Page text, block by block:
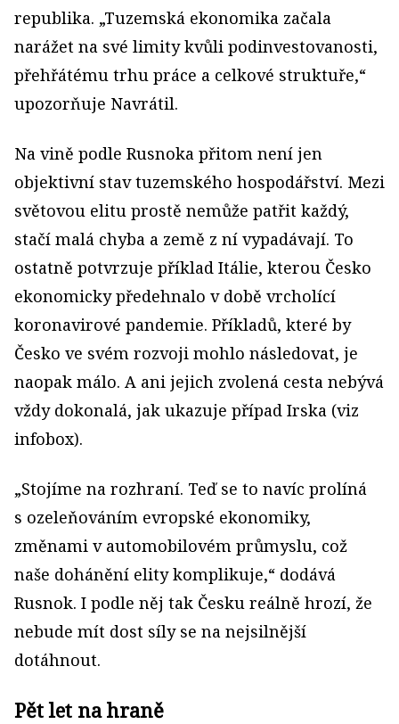
republika. „Tuzemská ekonomika začala
narážet na své limity kvůli podinvestovanosti,
přehřátému trhu práce a celkové struktuře,“
upozorňuje Navrátil.
Na vině podle Rusnoka přitom není jen
objektivní stav tuzemského hospodářství. Mezi
světovou elitu prostě nemůže patřit každý,
stačí malá chyba a země z ní vypadávají. To
ostatně potvrzuje příklad Itálie, kterou Česko
ekonomicky předehnalo v době vrcholící
koronavirové pandemie. Příkladů, které by
Česko ve svém rozvoji mohlo následovat, je
naopak málo. A ani jejich zvolená cesta nebývá
vždy dokonalá, jak ukazuje případ Irska (viz
infobox).
„Stojíme na rozhraní. Teď se to navíc prolíná
s ozeleňováním evropské ekonomiky,
změnami v automobilovém průmyslu, což
naše dohánění elity komplikuje,“ dodává
Rusnok. I podle něj tak Česku reálně hrozí, že
nebude mít dost síly se na nejsilnější
dotáhnout.
Pět let na hraně